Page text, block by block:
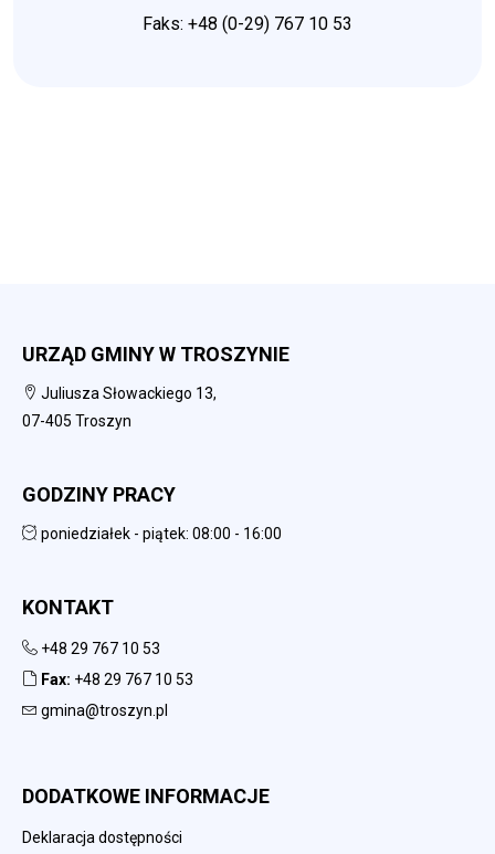
Faks: +48 (0-29) 767 10 53
URZĄD GMINY W TROSZYNIE
Juliusza Słowackiego 13,
07-405 Troszyn
GODZINY PRACY
poniedziałek - piątek: 08:00 - 16:00
KONTAKT
+48 29 767 10 53
Fax: +48 29 767 10 53
gmina@troszyn.pl
DODATKOWE INFORMACJE
Deklaracja dostępności